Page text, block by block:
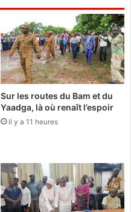
Sur les routes du Bam et du
Yaadga, là où renaît l’espoir
il y a 11 heures